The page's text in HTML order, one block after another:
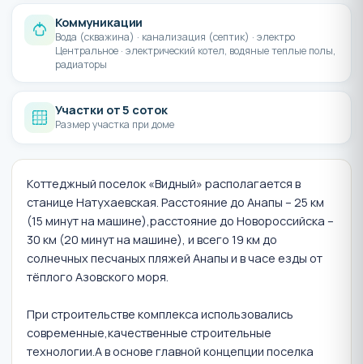
Коммуникации
Вода (скважина) · канализация (септик) · электро
Центральное · электрический котел, водяные теплые полы,
радиаторы
Участки от 5 соток
Размер участка при доме
Коттеджный поселок «Видный» располагается в
станице Натухаевская. Расстояние до Анапы – 25 км
(15 минут на машине),расстояние до Новороссийска –
30 км (20 минут на машине), и всего 19 км до
солнечных песчаных пляжей Анапы и в часе езды от
тёплого Азовского моря.
При строительстве комплекса использовались
современные,качественные строительные
технологии.А в основе главной концепции поселка